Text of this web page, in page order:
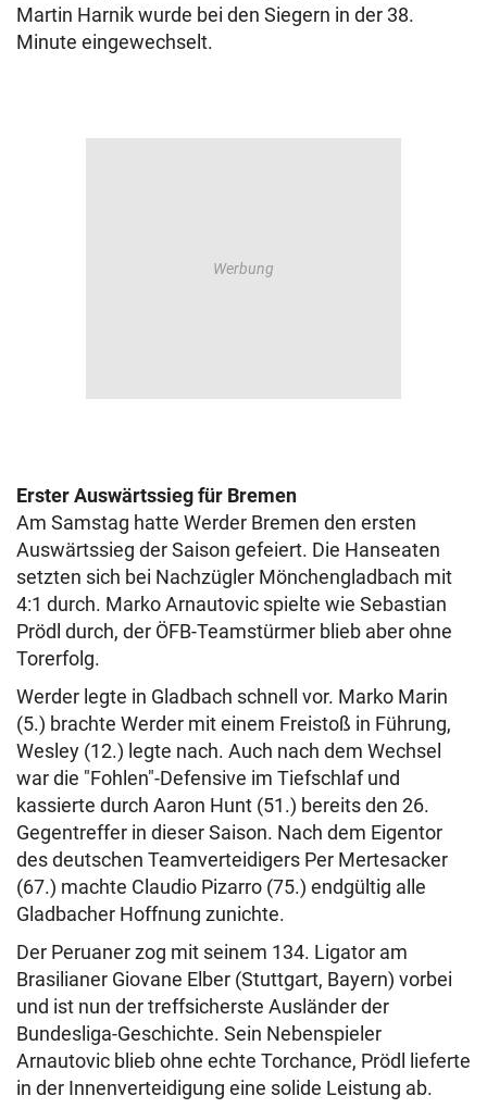
Martin Harnik wurde bei den Siegern in der 38.
Minute eingewechselt.
Erster Auswärtssieg für Bremen
Am Samstag hatte Werder Bremen den ersten
Auswärtssieg der Saison gefeiert. Die Hanseaten
setzten sich bei Nachzügler Mönchengladbach mit
4:1 durch. Marko Arnautovic spielte wie Sebastian
Prödl durch, der ÖFB-Teamstürmer blieb aber ohne
Torerfolg.
Werder legte in Gladbach schnell vor. Marko Marin
(5.) brachte Werder mit einem Freistoß in Führung,
Wesley (12.) legte nach. Auch nach dem Wechsel
war die "Fohlen"-Defensive im Tiefschlaf und
kassierte durch Aaron Hunt (51.) bereits den 26.
Gegentreffer in dieser Saison. Nach dem Eigentor
des deutschen Teamverteidigers Per Mertesacker
(67.) machte Claudio Pizarro (75.) endgültig alle
Gladbacher Hoffnung zunichte.
Der Peruaner zog mit seinem 134. Ligator am
Brasilianer Giovane Elber (Stuttgart, Bayern) vorbei
und ist nun der treffsicherste Ausländer der
Bundesliga-Geschichte. Sein Nebenspieler
Arnautovic blieb ohne echte Torchance, Prödl lieferte
in der Innenverteidigung eine solide Leistung ab.